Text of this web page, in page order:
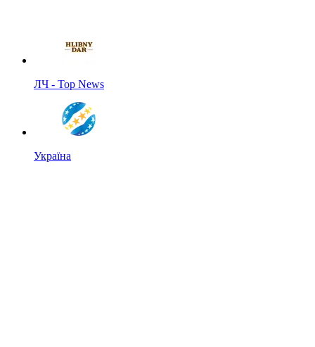
ЛЧ - Top News
Україна